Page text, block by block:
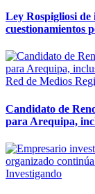
Ley Rospigliosi
cuestionamientos
Red de Medios
Candidato de
para Arequipa,
Investigando